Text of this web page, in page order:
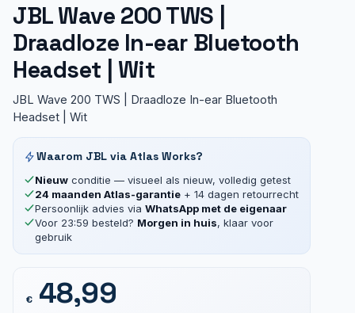
JBL Wave 200 TWS |
Draadloze In-ear Bluetooth
Headset | Wit
JBL Wave 200 TWS | Draadloze In-ear Bluetooth
Headset | Wit
Waarom JBL via Atlas Works?
Nieuw conditie — visueel als nieuw, volledig getest
24 maanden Atlas-garantie + 14 dagen retourrecht
Persoonlijk advies via WhatsApp met de eigenaar
Voor 23:59 besteld? Morgen in huis, klaar voor
gebruik
€48,99